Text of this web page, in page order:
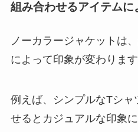
組み合わせるアイテムに
ノーカラージャケットは
によって印象が変わります
例えば、シンプルなTシ
せるとカジュアルな印象